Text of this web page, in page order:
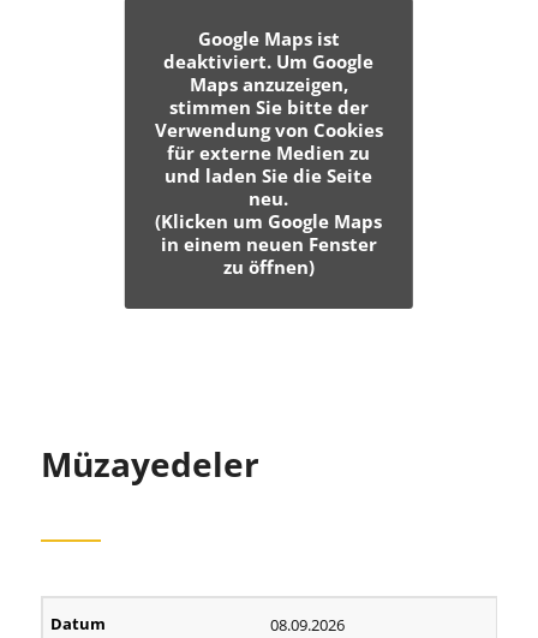
Google Maps ist
deaktiviert. Um Google
Maps anzuzeigen,
stimmen Sie bitte der
Verwendung von Cookies
für externe Medien zu
und laden Sie die Seite
neu.
(Klicken um Google Maps
in einem neuen Fenster
zu öffnen)
Müzayedeler
08.09.2026